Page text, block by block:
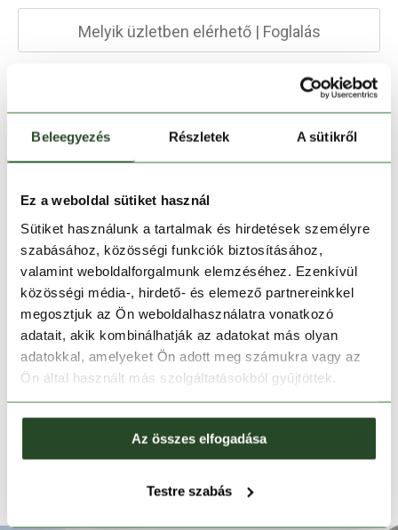
Beleegyezés Részletek A sütikről
Ez a weboldal sütiket használ
Sütiket használunk a tartalmak és hirdetések személyre
szabásához, közösségi funkciók biztosításához,
valamint weboldalforgalmunk elemzéséhez. Ezenkívül
közösségi média-, hirdető- és elemező partnereinkkel
megosztjuk az Ön weboldalhasználatra vonatkozó
adatait, akik kombinálhatják az adatokat más olyan
adatokkal, amelyeket Ön adott meg számukra vagy az
Ön által használt más szolgáltatásokból gyűjtöttek.
Az összes elfogadása
Testre szabás
TERMÉKLEÍRÁS
TERMÉK RÉSZLETEK
Melyik üzletben elérhető| Foglalás
1-2 munkanapos szállítás
HASONLÓ TERMÉKEK